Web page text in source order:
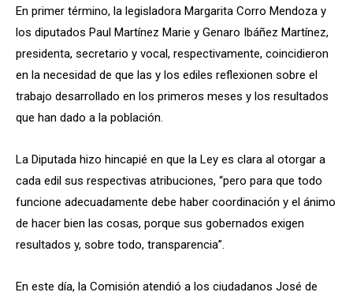
En primer término, la legisladora Margarita Corro Mendoza y
los diputados Paul Martínez Marie y Genaro Ibáñez Martínez,
presidenta, secretario y vocal, respectivamente, coincidieron
en la necesidad de que las y los ediles reflexionen sobre el
trabajo desarrollado en los primeros meses y los resultados
que han dado a la población.
La Diputada hizo hincapié en que la Ley es clara al otorgar a
cada edil sus respectivas atribuciones, “pero para que todo
funcione adecuadamente debe haber coordinación y el ánimo
de hacer bien las cosas, porque sus gobernados exigen
resultados y, sobre todo, transparencia”.
En este día, la Comisión atendió a los ciudadanos José de